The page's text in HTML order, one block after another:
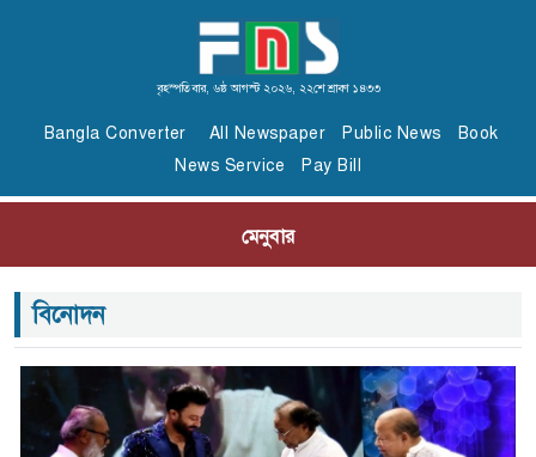
বৃহস্পতিবার, ৬ষ্ঠ আগস্ট ২০২৬, ২২শে শ্রাবণ ১৪৩৩
Bangla Converter All Newspaper Public News
Book
News Service
Pay Bill
মেনুবার
বিনোদন